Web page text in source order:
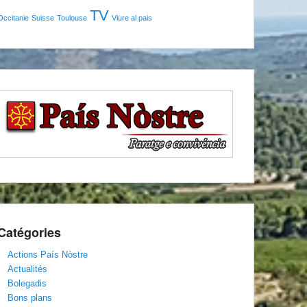
Suisse Toulouse TV Viure al pais
Actions País Nòstre
Actualités
Bolegadis
Bons plans